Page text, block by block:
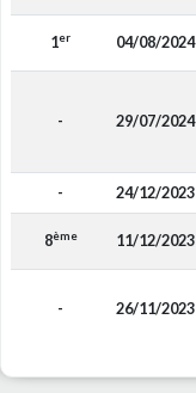
1er 04/08/2024
- 29/07/2024
- 24/12/2023
8ème 11/12/2023
- 26/11/2023